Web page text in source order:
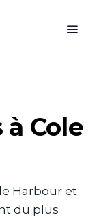
Cole
Harbour et
du plus